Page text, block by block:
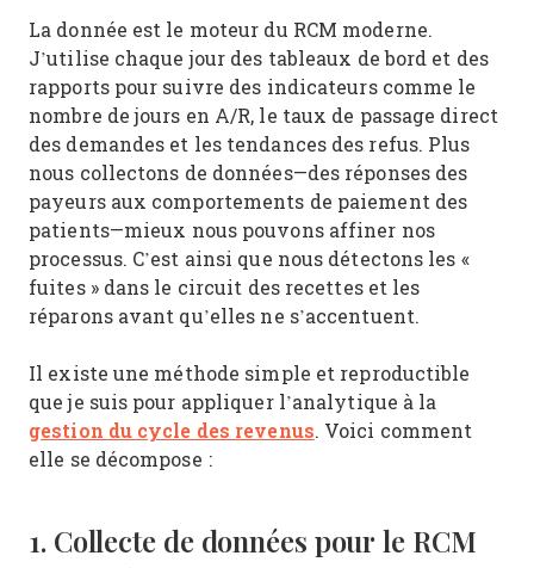
La donnée est le moteur du RCM moderne.
J’utilise chaque jour des tableaux de bord et des
rapports pour suivre des indicateurs comme le
nombre de jours en A/R, le taux de passage direct
des demandes et les tendances des refus. Plus
nous collectons de données—des réponses des
payeurs aux comportements de paiement des
patients—mieux nous pouvons affiner nos
processus. C’est ainsi que nous détectons les «
fuites » dans le circuit des recettes et les
réparons avant qu’elles ne s’accentuent.
Il existe une méthode simple et reproductible
que je suis pour appliquer l’analytique à la
gestion du cycle des revenus. Voici comment
elle se décompose :
1. Collecte de données pour le RCM